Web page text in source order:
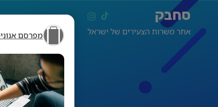
מפרסם
סחבק
אתר משרות הצעירים של ישראל